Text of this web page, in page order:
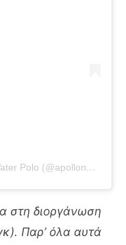
A post shared by Apollon Smyrnis Water Polo (@apollon_water_polo)
στη διοργάνωση
Παρ’ όλα αυτά